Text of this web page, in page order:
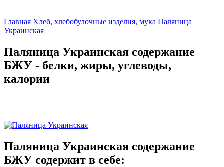
Главная Хлеб, хлебобулочные изделия, мука Паляница
Украинская
Паляница Украинская содержание
БЖУ - белки, жиры, углеводы,
калории
Паляница Украинская содержание
БЖУ содержит в себе: